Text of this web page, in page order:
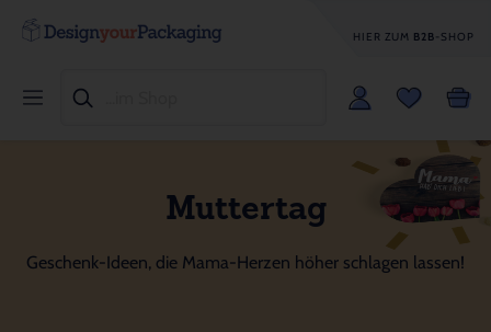
HIER ZUM B2B-SHOP
Muttertag
Geschenk-Ideen, die Mama-Herzen höher schlagen lassen!